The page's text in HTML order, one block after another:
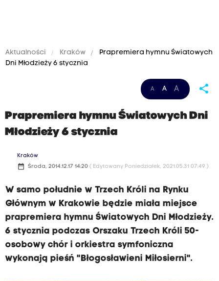
Aktualności Kraków
Prapremiera hymnu Światowych
Dni Młodzieży 6 stycznia
A A A share
Prapremiera hymnu Światowych Dni
Młodzieży 6 stycznia
Kraków
date_range Środa, 2014.12.17 14:20 ( Edytowany Poniedziałek, 2021.05.31 07:49 )
W samo południe w Trzech Króli na Rynku
Głównym w Krakowie będzie miała miejsce
prapremiera hymnu Światowych Dni Młodzieży.
6 stycznia podczas Orszaku Trzech Króli 50-
osobowy chór i orkiestra symfoniczna
wykonają pieśń "Błogosławieni Miłosierni".